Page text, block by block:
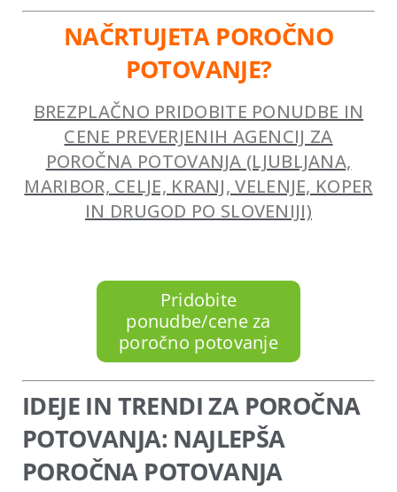
NAČRTUJETA POROČNO
POTOVANJE?
BREZPLAČNO PRIDOBITE PONUDBE IN
CENE PREVERJENIH AGENCIJ ZA
POROČNA POTOVANJA (LJUBLJANA,
MARIBOR, CELJE, KRANJ, VELENJE, KOPER
IN DRUGOD PO SLOVENIJI)
Pridobite
ponudbe/cene za
poročno potovanje
IDEJE IN TRENDI ZA POROČNA
POTOVANJA: NAJLEPŠA
POROČNA POTOVANJA